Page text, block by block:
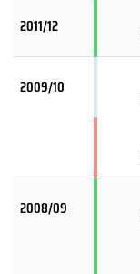
2011/12
2009/10
2008/09